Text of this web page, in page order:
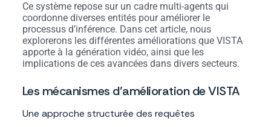
Ce système repose sur un cadre multi-agents qui
coordonne diverses entités pour améliorer le
processus d’inférence. Dans cet article, nous
explorerons les différentes améliorations que VISTA
apporte à la génération vidéo, ainsi que les
implications de ces avancées dans divers secteurs.
Les mécanismes d’amélioration de VISTA
Une approche structurée des requêtes